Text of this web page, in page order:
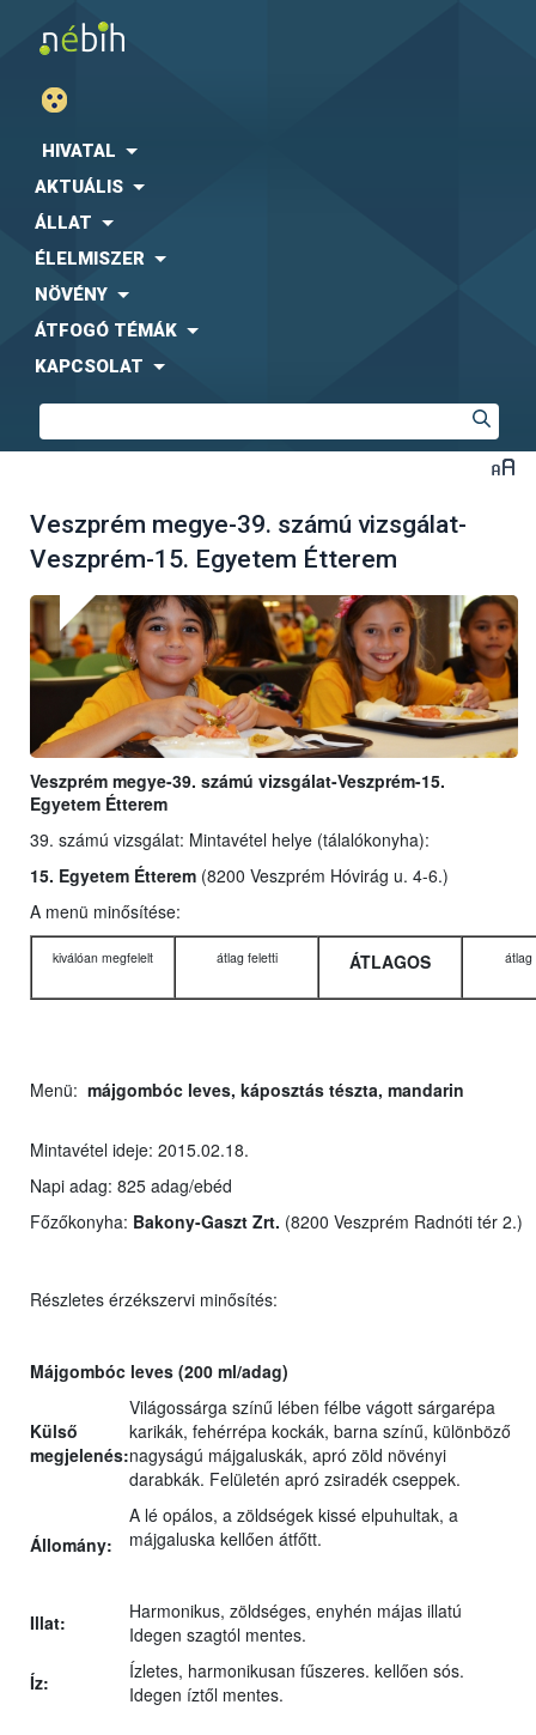
HIVATAL
AKTUÁLIS
ÁLLAT
ÉLELMISZER
NÖVÉNY
ÁTFOGÓ TÉMÁK
KAPCSOLAT
Veszprém megye-39. számú vizsgálat-
Veszprém-15. Egyetem Étterem
Veszprém megye-39. számú vizsgálat-Veszprém-15.
Egyetem Étterem
39. számú vizsgálat: Mintavétel helye (tálalókonyha):
15. Egyetem Étterem (8200 Veszprém Hóvirág u. 4-6.)
A menü minősítése:
kiválóan megfelelt átlag feletti ÁTLAGOS átlag
Menü: májgombóc leves, káposztás tészta, mandarin
Mintavétel ideje: 2015.02.18.
Napi adag: 825 adag/ebéd
Főzőkonyha: Bakony-Gaszt Zrt. (8200 Veszprém Radnóti tér 2.)
Részletes érzékszervi minősítés:
Májgombóc leves (200 ml/adag)
Külső
megjelenés:
Világossárga színű lében félbe vágott sárgarépa
karikák, fehérrépa kockák, barna színű, különböző
nagyságú májgaluskák, apró zöld növényi
darabkák. Felületén apró zsiradék cseppek.
Állomány:
A lé opálos, a zöldségek kissé elpuhultak, a
májgaluska kellően átfőtt.
Illat:
Harmonikus, zöldséges, enyhén májas illatú
Idegen szagtól mentes.
Íz:
Ízletes, harmonikusan fűszeres. kellően sós.
Idegen íztől mentes.